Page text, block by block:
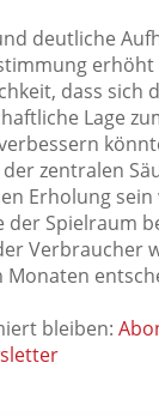
deutliche
erhöht
dass sich
Lage
zentralen
Erholung sein
der Spielraum
Verbraucher
Monaten
bleiben: